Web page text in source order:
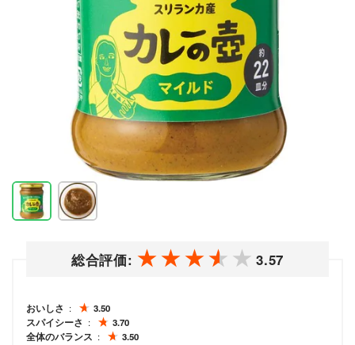
総合評価: 3.57
おいしさ
3.50
スパイシーさ
3.70
全体のバランス
3.50